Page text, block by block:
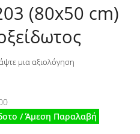
(80x50 cm)
μια αξιολόγηση
/ Άμεση Παραλαβή